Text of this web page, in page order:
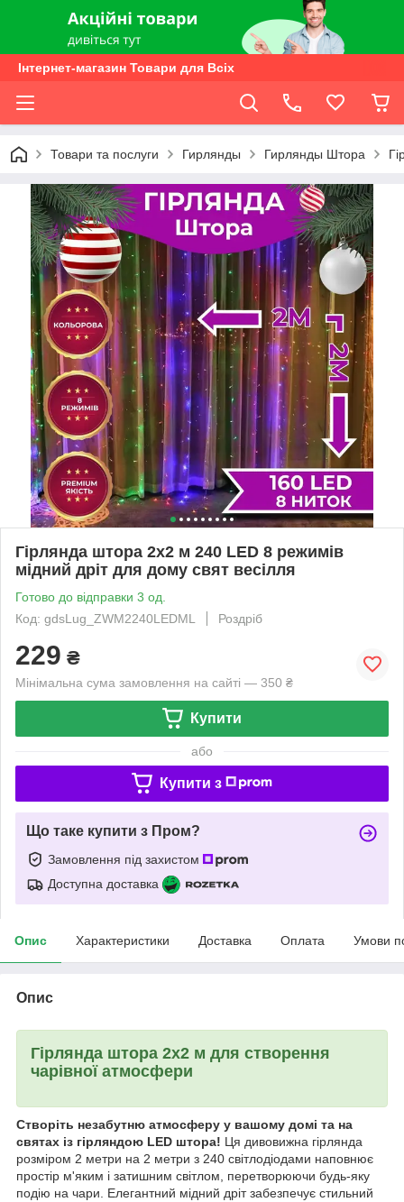
Інтернет-магазин Товари для Всіх
Товари та послуги Гирлянды Гирлянды Штора
Гірлянда штора 2x2 м 240 LED 8 режимів
мідний дріт для дому свят весілля
Готово до відправки 3 од.
Код: gdsLug_ZWM2240LEDML
Роздріб
229 ₴
Мінімальна сума замовлення на сайті — 350 ₴
Купити
або
Купити з
Що таке купити з Пром?
Замовлення під захистом
Доступна доставка
Опис Характеристики Доставка Оплата Умови
Опис
Гірлянда штора 2х2 м для створення
чарівної атмосфери
Створіть незабутню атмосферу у вашому домі та на
святах із гірляндою LED штора! Ця дивовижна гірлянда
розміром 2 метри на 2 метри з 240 світлодіодами наповнює
простір м'яким і затишним світлом, перетворюючи будь-яку
подію на чари. Елегантний мідний дріт забезпечує стильний